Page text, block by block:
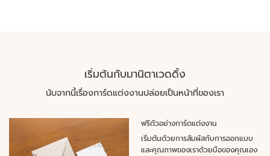
เริ่มต้นกับมานิตาเวดดิ้ง
นับจากนี้เรื่องการ์ดแต่งงานปล่อยเป็นหน้าที่ของเรา
ฟรีตัวอย่างการ์ดแต่งงาน
เริ่มต้นด้วยการสัมผัสกับการออกแบบ
และคุณภาพของเราด้วยมือของคุณเอง